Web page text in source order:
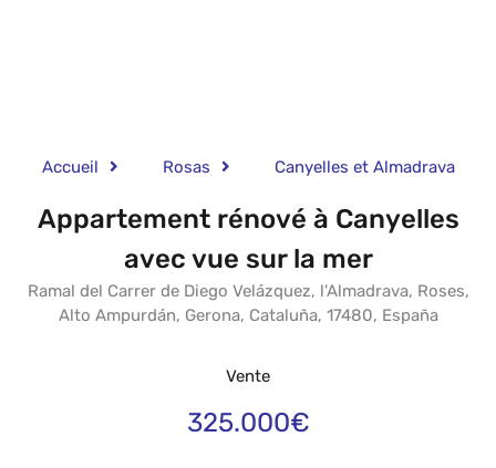
Accueil Rosas Canyelles et Almadrava
Appartement rénové à Canyelles
avec vue sur la mer
Ramal del Carrer de Diego Velázquez, l'Almadrava, Roses,
Alto Ampurdán, Gerona, Cataluña, 17480, España
Vente
325.000€